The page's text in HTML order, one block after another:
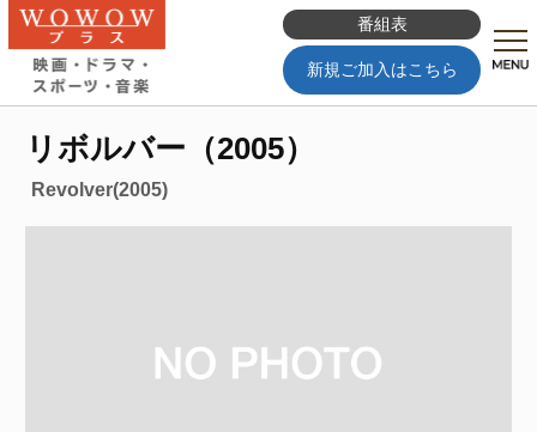
番組表
新規ご加入はこちら
リボルバー（2005）
Revolver(2005)